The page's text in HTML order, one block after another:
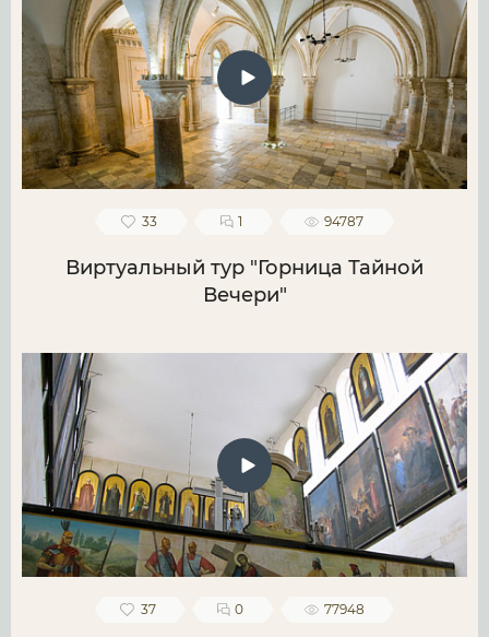
33 1 94787
Виртуальный тур "Горница Тайной
Вечери"
37 0 77948